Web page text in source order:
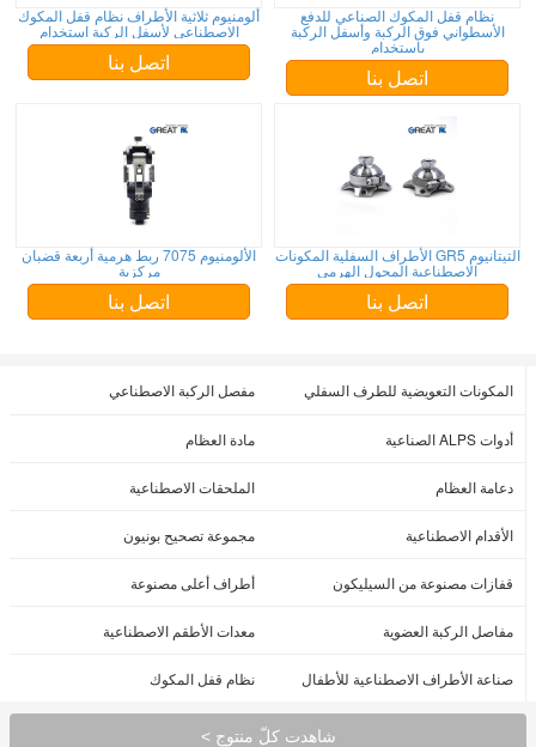
ألومنيوم ثلاثية الأطراف نظام قفل المكوك
الاصطناعي لأسفل الركبة استخدام
اتصل بنا
نظام قفل المكوك الصناعي للدفع
الأسطواني فوق الركبة وأسفل الركبة
باستخدام
اتصل بنا
الألومنيوم 7075 ربط هرمية أربعة قضبان
مركزية
اتصل بنا
التيتانيوم GR5 الأطراف السفلية المكونات
الاصطناعية المحول الهرمي
اتصل بنا
المكونات التعويضية للطرف السفلي مفصل الركبة الاصطناعي
أدوات ALPS الصناعية مادة العظام
دعامة العظام الملحقات الاصطناعية
الأقدام الاصطناعية مجموعة تصحيح بونيون
قفازات مصنوعة من السيليكون أطراف أعلى مصنوعة
مفاصل الركبة العضوية معدات الأطقم الاصطناعية
صناعة الأطراف الاصطناعية للأطفال نظام قفل المكوك
شاهدت كلّ منتوج >